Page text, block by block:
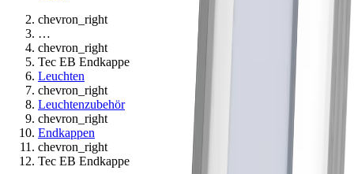
chevron_right
…
chevron_right
Tec EB Endkappe
Leuchten
chevron_right
Leuchtenzubehör
chevron_right
Endkappen
chevron_right
Tec EB Endkappe